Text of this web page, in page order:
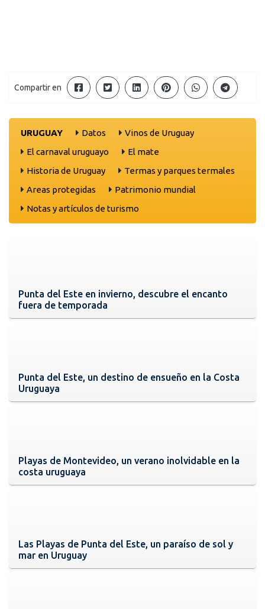
Compartir en
URUGUAY Datos
Vinos de Uruguay
El carnaval uruguayo
El mate
Historia de Uruguay
Termas y parques termales
Areas protegidas
Patrimonio mundial
Notas y artículos de turismo
Punta del Este en invierno, descubre el encanto
fuera de temporada
Punta del Este, un destino de ensueño en la Costa
Uruguaya
Playas de Montevideo, un verano inolvidable en la
costa uruguaya
Las Playas de Punta del Este, un paraíso de sol y
mar en Uruguay